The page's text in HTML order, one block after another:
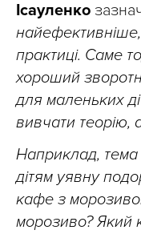
Ісауленко
практиці. Саме
хороший
для маленьких
вивчати теорію,
Наприклад, тема
дітям уявну
кафе з
морозиво? Який